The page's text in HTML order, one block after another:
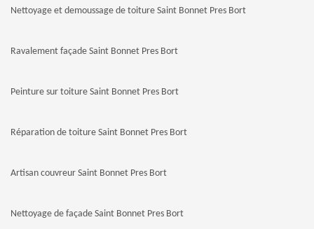
Nettoyage et demoussage de toiture Saint Bonnet Pres Bort
Ravalement façade Saint Bonnet Pres Bort
Peinture sur toiture Saint Bonnet Pres Bort
Réparation de toiture Saint Bonnet Pres Bort
Artisan couvreur Saint Bonnet Pres Bort
Nettoyage de façade Saint Bonnet Pres Bort